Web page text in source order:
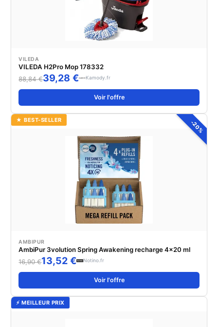
VILEDA
VILEDA H2Pro Mop 178332
88,84 €39,28 € Kamody.fr
Voir l'offre
-20%
★ BEST-SELLER
AMBIPUR
AmbiPur 3volution Spring Awakening recharge 4x20 ml
16,90 €13,52 € Notino.fr
Voir l'offre
⚡ MEILLEUR PRIX